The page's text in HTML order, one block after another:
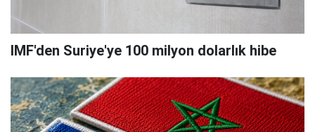
IMF'den Suriye'ye 100 milyon dolarlık hibe